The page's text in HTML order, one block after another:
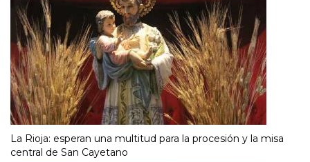
La Rioja: esperan una multitud para la procesión y la misa
central de San Cayetano